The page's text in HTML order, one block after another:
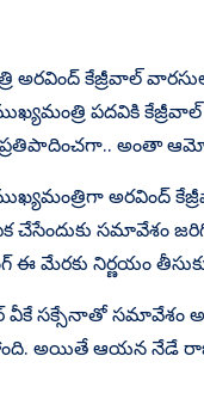
ts
A
p
p
l
gr
a
m
అరవింద్ కేజ్రీవాల్
పదవికి
ప్రతిపాదించగా.. అంతా
ముఖ్యమంత్రిగా అరవింద్
చేసేందుకు సమావేశం
ఈ మేరకు నిర్ణయం
వీకే సక్సేనాతో
అయితే ఆయన నేడే